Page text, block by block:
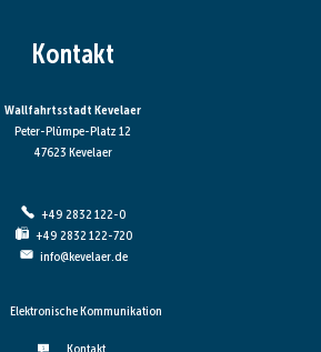
Kontakt
Wallfahrtsstadt Kevelaer
Peter-Plümpe-Platz 12
47623 Kevelaer
+49 2832 122-0
+49 2832 122-720
info@kevelaer.de
Elektronische Kommunikation
Kontakt